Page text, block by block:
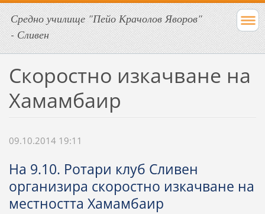
Средно училище "Пейо Крачолов Яворов"
- Сливен
Скоростно изкачване на
Хамамбаир
09.10.2014 19:11
На 9.10. Ротари клуб Сливен
организира скоростно изкачване на
местността Хамамбаир